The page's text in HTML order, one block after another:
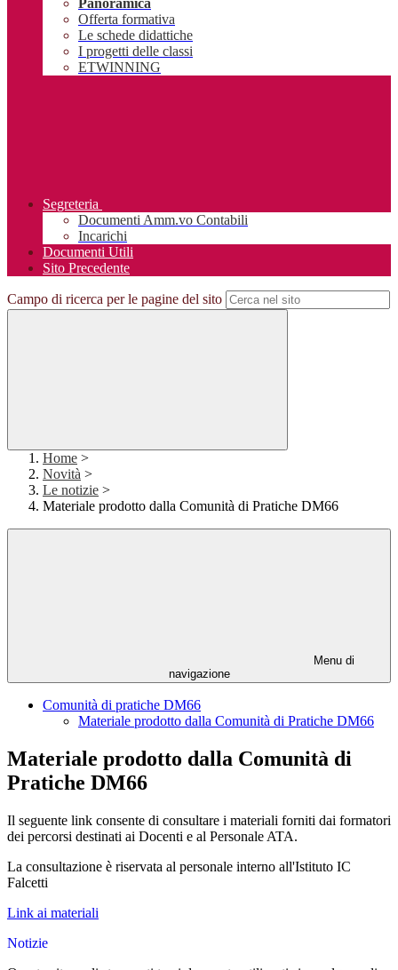
Panoramica
Offerta formativa
Le schede didattiche
I progetti delle classi
ETWINNING
Segreteria
Documenti Amm.vo Contabili
Incarichi
Documenti Utili
Sito Precedente
Campo di ricerca per le pagine del sito
Home >
Novità >
Le notizie >
Materiale prodotto dalla Comunità di Pratiche DM66
Menu di
navigazione
Comunità di pratiche DM66
Materiale prodotto dalla Comunità di Pratiche DM66
Materiale prodotto dalla Comunità di
Pratiche DM66
Il seguente link consente di consultare i materiali forniti dai formatori
dei percorsi destinati ai Docenti e al Personale ATA.
La consultazione è riservata al personale interno all'Istituto IC
Falcetti
Link ai materiali
Notizie